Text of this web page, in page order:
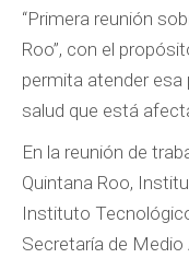
“Primera reunión
Roo”, con el
permita atender
salud que está
En la reunión de
Quintana Roo,
Instituto
Secretaría de